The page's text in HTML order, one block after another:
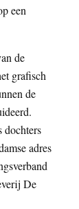
een
de
grafisch
de
dochters
adres
De